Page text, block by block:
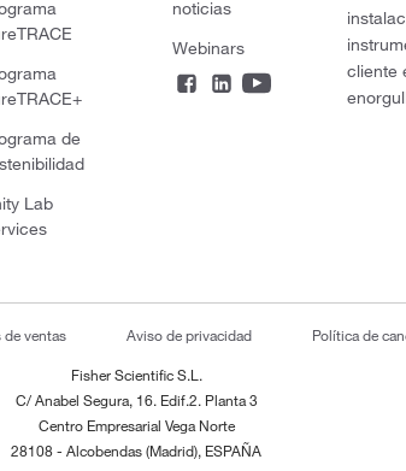
de
Lab
noticias
Webinars
cliente
ventas Aviso de privacidad Política de
Fisher Scientific S.L.
C/ Anabel Segura, 16. Edif.2. Planta 3
Centro Empresarial Vega Norte
28108 - Alcobendas (Madrid), ESPAÑA